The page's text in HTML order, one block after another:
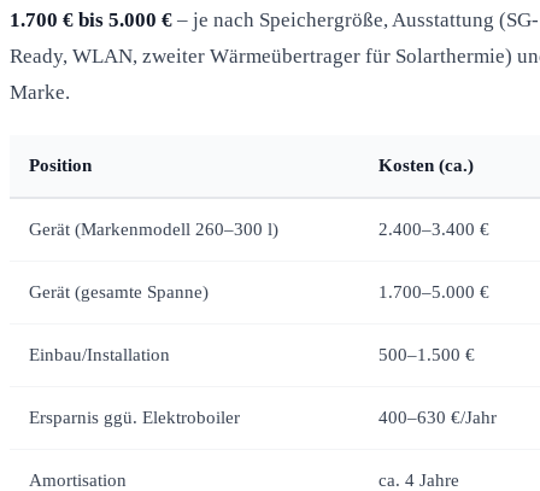
1.700 € bis 5.000 € – je nach Speichergröße, Ausstattung (SG-
Ready, WLAN, zweiter Wärmeübertrager für Solarthermie)
Marke.
Position Kosten (ca.)
Gerät (Markenmodell 260–300 l) 2.400–3.400 €
Gerät (gesamte Spanne) 1.700–5.000 €
Einbau/Installation 500–1.500 €
Ersparnis ggü. Elektroboiler 400–630 €/Jahr
Amortisation ca. 4 Jahre